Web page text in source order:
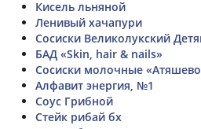
Кисель льняной
Ленивый хачапури
Сосиски Великолукский
БАД «Skin, hair & nails»
Сосиски молочные
Алфавит энергия, №1
Соус Грибной
Стейк рибай бх